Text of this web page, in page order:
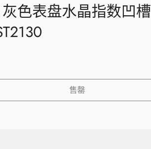
色表盘水晶指数凹槽
售罄